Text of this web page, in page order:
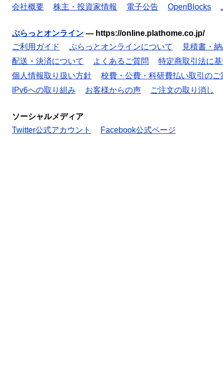
会社概要 株主・投資家情報 電子公告 OpenBlocks
ぷらっとオンライン — https://online.plathome.co.jp/
ご利用ガイド
ぷらっとオンラインについて
見積書・
配送・決済について
よくあるご質問
特定商取引法に
個人情報取り扱い方針
校費・公費・科研費払い取引のご
IPv6への取り組み
お客様からの声 ご注文の取り消し
ソーシャルメディア
Twitter公式アカウント
Facebook公式ページ